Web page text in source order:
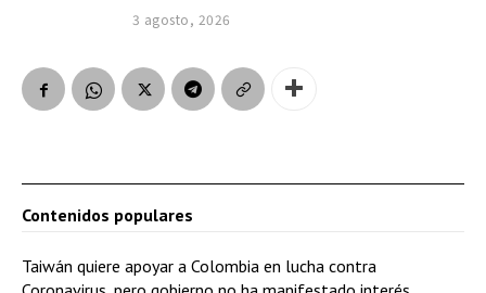
3 agosto, 2026
Contenidos populares
Taiwán quiere apoyar a Colombia en lucha contra